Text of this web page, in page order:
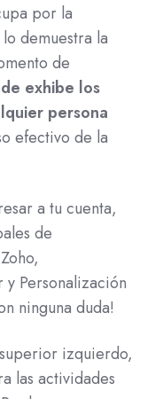
por la
demuestra la
de
exhibe los
persona
efectivo de la
a tu cuenta,
de
Personalización
ninguna duda!
izquierdo,
las actividades